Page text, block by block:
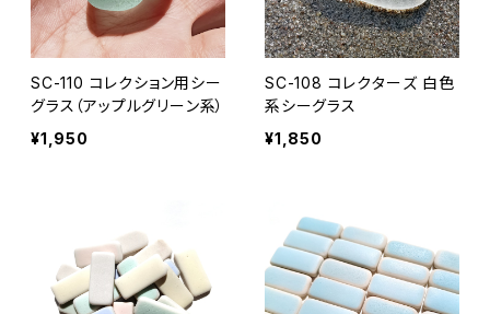
SC-110 コレクション用シー
グラス（アップルグリーン系）
¥1,950
SC-108 コレクターズ 白色
系シーグラス
¥1,850